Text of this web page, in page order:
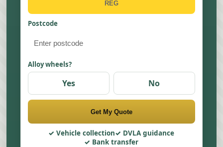
Postcode
Alloy wheels?
Yes No
Get My Quote
Vehicle collection
DVLA guidance
Bank transfer